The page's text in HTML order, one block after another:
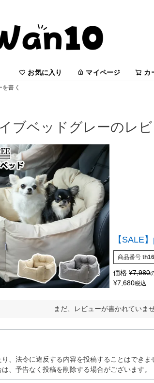
お気に入り マイページ カ
書く
ブベッドグレーのレ
【SALE
商品番号
価格 ¥7,980
¥7,680税込
まだ、レビューが書かれていま
、法令に違反する内容を投稿することはでき
、予告なく投稿を削除する場合がございます。